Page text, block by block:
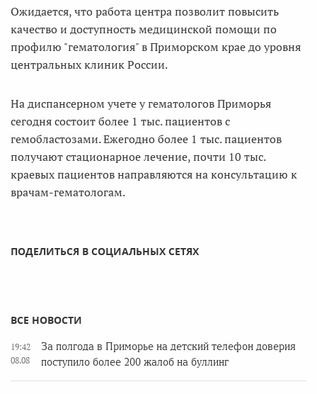
Ожидается, что работа центра позволит повысить
качество и доступность медицинской помощи по
профилю "гематология" в Приморском крае до уровня
центральных клиник России.
На диспансерном учете у гематологов Приморья
сегодня состоит более 1 тыс. пациентов с
гемобластозами. Ежегодно более 1 тыс. пациентов
получают стационарное лечение, почти 10 тыс.
краевых пациентов направляются на консультацию к
врачам-гематологам.
ПОДЕЛИТЬСЯ В СОЦИАЛЬНЫХ СЕТЯХ
ВСЕ НОВОСТИ
19:42
08.08
За полгода в Приморье на детский телефон доверия
поступило более 200 жалоб на буллинг